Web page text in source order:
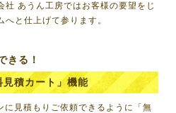
社 あうん工房ではお客様の要望をじ
と仕上げて参ります。
きる！
見積カート」機能
に見積もりご依頼できるように「無